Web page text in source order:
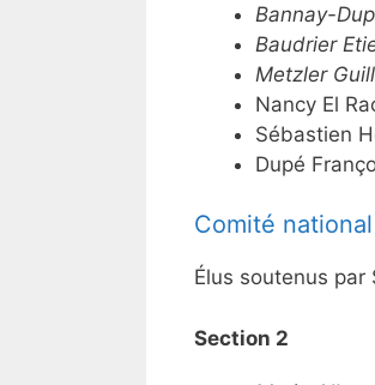
Bannay-
Baudrier
Metzler
Nancy El
Sébastien
Dupé
Comité
Élus soutenus
Section 2